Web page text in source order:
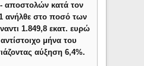
αποστολών κατά τον
ανήλθε στο ποσό των
1.849,8 εκατ. ευρώ
μήνα του
αύξηση 6,4%.